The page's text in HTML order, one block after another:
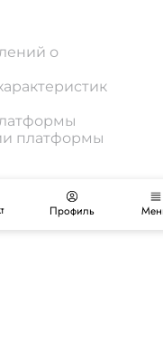
о
платформы
Профиль